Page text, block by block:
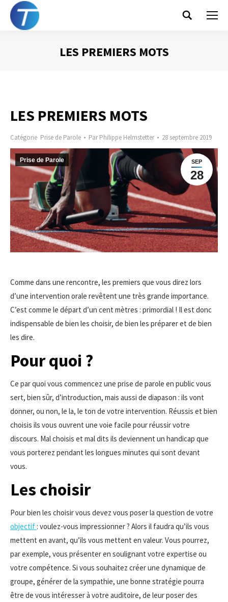
Search:
LES PREMIERS MOTS
LES PREMIERS MOTS
Catégorie Prise de Parole ParPhilippe Helmstetter 28 septembre 2019
SEP
28
Prise de Parole
Comme dans une rencontre, les premiers que vous direz lors
d’une intervention orale revêtent une très grande importance.
C’est comme le départ d’un cent mètres : primordial ! Il est donc
indispensable de bien les choisir, de bien les préparer et de bien
les dire.
Pour quoi ?
Ce par quoi vous commencez une prise de parole en public vous
sert, bien sûr, d’introduction, mais aussi de diapason : ils vont
donner, ou non, le la, le ton de votre intervention. Réussis et bien
choisis ils vous ouvrent une voie facile pour réussir votre
discours. Mal choisis et mal dits ils deviennent un handicap que
vous porterez pendant les longues minutes qui sont devant
vous.
Les choisir
Pour bien les choisir vous devez vous poser la question de votre
objectif : voulez-vous impressionner ? Alors il faudra qu’ils vous
mettent en avant, qu’ils vous mettent en valeur. Vous pourrez,
par exemple, vous présenter en soulignant votre expertise ou
votre compétence. Si vous souhaitez créer une dynamique de
groupe, générer de la sympathie, une bonne stratégie pourra
être de vous intéresser à votre auditoire, de leur poser des